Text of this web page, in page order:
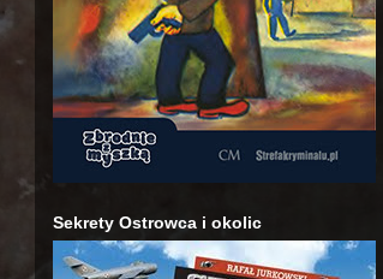
Sekrety Ostrowca i okolic